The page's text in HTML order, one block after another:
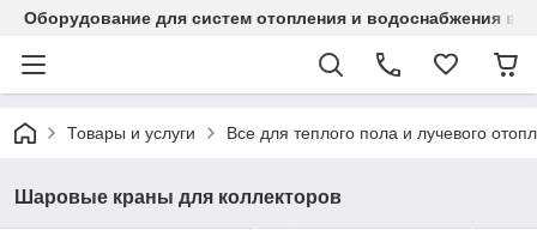
Оборудование для систем отопления и водоснабжения в
Товары и услуги Все для теплого пола и лучевого
Шаровые краны для коллекторов